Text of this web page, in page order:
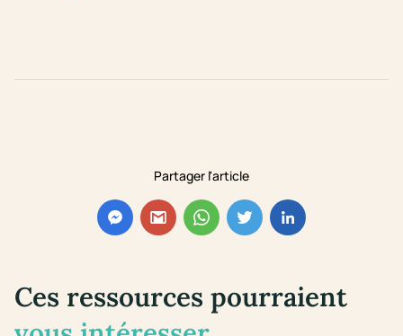
Partager l'article
Ces ressources pourraient